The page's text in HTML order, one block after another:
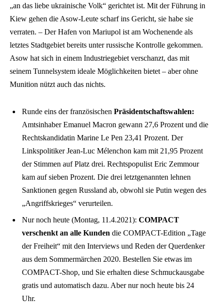
„an das liebe ukrainische Volk“ gerichtet ist. Mit der Führung in
Kiew gehen die Asow-Leute scharf ins Gericht, sie habe sie
verraten. – Der Hafen von Mariupol ist am Wochenende als
letztes Stadtgebiet bereits unter russische Kontrolle gekommen.
Asow hat sich in einem Industriegebiet verschanzt, das mit
seinem Tunnelsystem ideale Möglichkeiten bietet – aber ohne
Munition nützt auch das nichts.
Runde eins der französischen Präsidentschaftswahlen:
Amtsinhaber Emanuel Macron gewann 27,6 Prozent und die
Rechtskandidatin Marine Le Pen 23,41 Prozent. Der
Linkspolitiker Jean-Luc Mélenchon kam mit 21,95 Prozent
der Stimmen auf Platz drei. Rechtspopulist Eric Zemmour
kam auf sieben Prozent. Die drei letztgenannten lehnen
Sanktionen gegen Russland ab, obwohl sie Putin wegen des
„Angriffskrieges“ verurteilen.
Nur noch heute (Montag, 11.4.2021): COMPACT
verschenkt an alle Kunden die COMPACT-Edition „Tage
der Freiheit“ mit den Interviews und Reden der Querdenker
aus dem Sommermärchen 2020. Bestellen Sie etwas im
COMPACT-Shop, und Sie erhalten diese Schmuckausgabe
gratis und automatisch dazu. Aber nur noch heute bis 24
Uhr.